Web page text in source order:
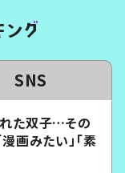
SNS
た双子…その
画みたい」「素